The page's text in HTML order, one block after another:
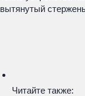
вытянутый
Читайте также: